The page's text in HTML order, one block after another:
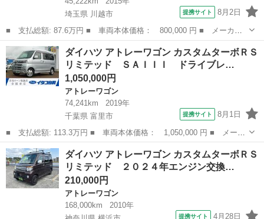
埼玉県 川越市
提携サイト 8月2日
■ 支払総額: 87.6万円 ■ 車両本体価格： 800,000 円 ■ メーカー
名： ダイハツ ■ 車種名： アトレーワゴン ■ グレード名： カ
スタムターボＲＳリミテッド 車検整備付／走行４５２２２キロ １
年保証距離無...
埼玉 川越市 アトレーワゴン
ダイハツ アトレーワゴン カスタムターボＲＳ
リミテッド ＳＡＩＩＩ ドライブレ…
1,050,000円
アトレーワゴン
74,241km
2019年
千葉県 富里市
提携サイト 8月1日
■ 支払総額: 113.3万円 ■ 車両本体価格： 1,050,000 円 ■ メーカ
ー名： ダイハツ ■ 車種名： アトレーワゴン ■ グレード名：
カスタムターボＲＳリミテッド ＳＡＩＩＩ ドライブレコーダー
ＥＴＣ ...
千葉 富里市 アトレーワゴン
ダイハツ アトレーワゴン カスタムターボＲＳ
リミテッド ２０２４年エンジン交換…
210,000円
アトレーワゴン
168,000km
2010年
提携サイト 4月28日